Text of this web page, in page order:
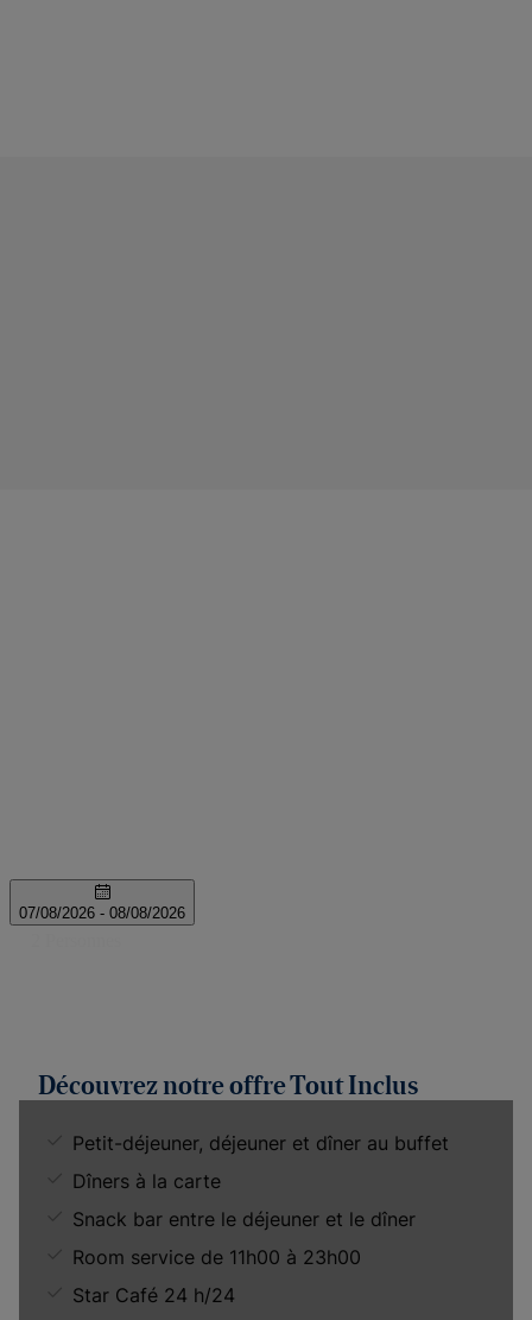
Découvrez notre offre Tout Inclus
Petit-déjeuner, déjeuner et dîner au buffet
Dîners à la carte
Snack bar entre le déjeuner et le dîner
Room service de 11h00 à 23h00
Star Café 24 h/24